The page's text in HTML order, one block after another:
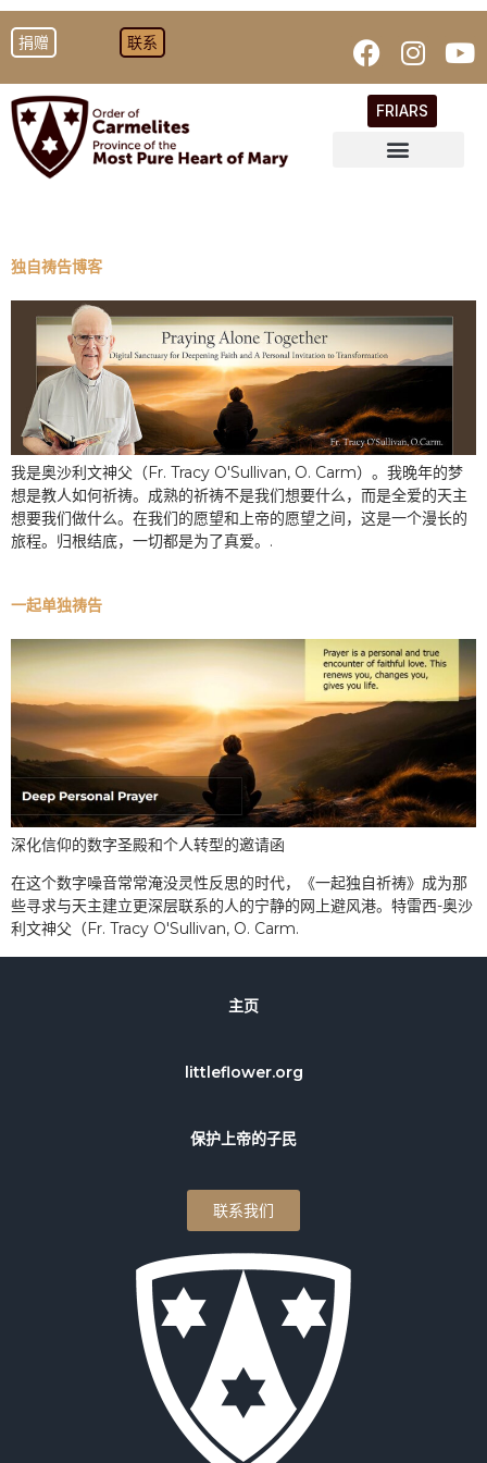
捐赠 联系
FRIARS
独自祷告博客
我是奥沙利文神父（Fr. Tracy O'Sullivan, O. Carm）。我晚年的梦
想是教人如何祈祷。成熟的祈祷不是我们想要什么，而是全爱的天主
想要我们做什么。在我们的愿望和上帝的愿望之间，这是一个漫长的
旅程。归根结底，一切都是为了真爱。.
一起单独祷告
深化信仰的数字圣殿和个人转型的邀请函
在这个数字噪音常常淹没灵性反思的时代，《一起独自祈祷》成为那
些寻求与天主建立更深层联系的人的宁静的网上避风港。特雷西-奥沙
利文神父（Fr. Tracy O'Sullivan, O. Carm.
主页
littleflower.org
保护上帝的子民
联系我们